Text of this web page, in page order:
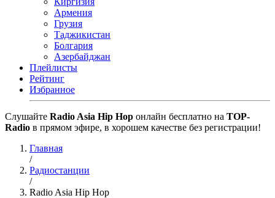
Армения
Грузия
Таджикистан
Болгария
Азербайджан
Плейлисты
Рейтинг
Избранное
Cлушайте Radio Asia Hip Hop онлайн бесплатно на TOP-
Radio в прямом эфире, в хорошем качестве без регистрации!
Главная
/
Радиостанции
/
Radio Asia Hip Hop